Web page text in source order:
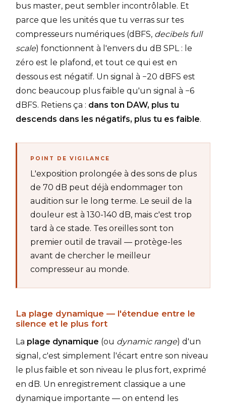
bus master, peut sembler incontrôlable. Et
parce que les unités que tu verras sur tes
compresseurs numériques (dBFS, decibels full
scale) fonctionnent à l'envers du dB SPL : le
zéro est le plafond, et tout ce qui est en
dessous est négatif. Un signal à −20 dBFS est
donc beaucoup plus faible qu'un signal à −6
dBFS. Retiens ça : dans ton DAW, plus tu
descends dans les négatifs, plus tu es faible.
POINT DE VIGILANCE
L'exposition prolongée à des sons de plus
de 70 dB peut déjà endommager ton
audition sur le long terme. Le seuil de la
douleur est à 130-140 dB, mais c'est trop
tard à ce stade. Tes oreilles sont ton
premier outil de travail — protège-les
avant de chercher le meilleur
compresseur au monde.
La plage dynamique — l'étendue entre le
silence et le plus fort
La plage dynamique (ou dynamic range) d'un
signal, c'est simplement l'écart entre son niveau
le plus faible et son niveau le plus fort, exprimé
en dB. Un enregistrement classique a une
dynamique importante — on entend les